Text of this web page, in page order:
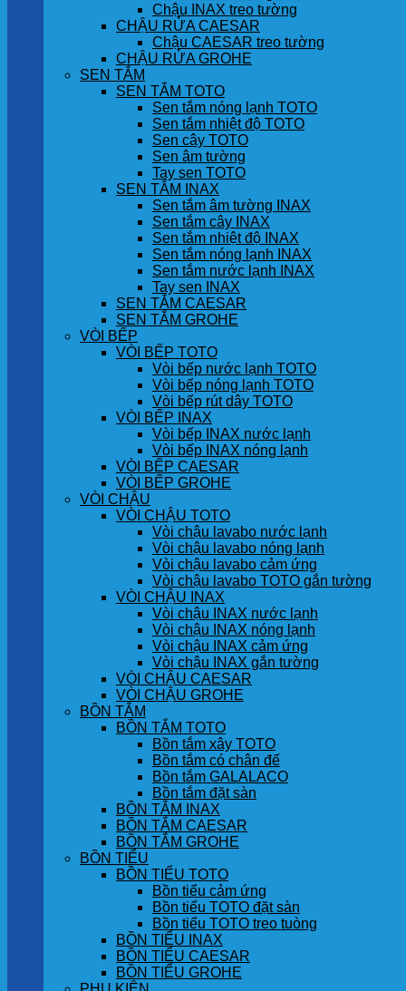
Chậu INAX treo tường
CHẬU RỬA CAESAR
Chậu CAESAR treo tường
CHẬU RỬA GROHE
SEN TẮM
SEN TẮM TOTO
Sen tắm nóng lạnh TOTO
Sen tắm nhiệt độ TOTO
Sen cây TOTO
Sen âm tường
Tay sen TOTO
SEN TẮM INAX
Sen tắm âm tường INAX
Sen tắm cây INAX
Sen tắm nhiệt độ INAX
Sen tắm nóng lạnh INAX
Sen tắm nước lạnh INAX
Tay sen INAX
SEN TẮM CAESAR
SEN TẮM GROHE
VÒI BẾP
VÒI BẾP TOTO
Vòi bếp nước lạnh TOTO
Vòi bếp nóng lạnh TOTO
Vòi bếp rút dây TOTO
VÒI BẾP INAX
Vòi bếp INAX nước lạnh
Vòi bếp INAX nóng lạnh
VÒI BẾP CAESAR
VÒI BẾP GROHE
VÒI CHẬU
VÒI CHẬU TOTO
Vòi chậu lavabo nước lạnh
Vòi chậu lavabo nóng lạnh
Vòi chậu lavabo cảm ứng
Vòi chậu lavabo TOTO gắn tường
VÒI CHẬU INAX
Vòi chậu INAX nước lạnh
Vòi chậu INAX nóng lạnh
Vòi chậu INAX cảm ứng
Vòi chậu INAX gắn tường
VÒI CHẬU CAESAR
VÒI CHẬU GROHE
BỒN TẮM
BỒN TẮM TOTO
Bồn tắm xây TOTO
Bồn tắm có chân đế
Bồn tắm GALALACO
Bồn tắm đặt sàn
BỒN TẮM INAX
BỒN TẮM CAESAR
BỒN TẮM GROHE
BỒN TIỂU
BỒN TIỂU TOTO
Bồn tiểu cảm ứng
Bồn tiểu TOTO đặt sàn
Bồn tiểu TOTO treo tuòng
BỒN TIỂU INAX
BỒN TIỂU CAESAR
BỒN TIỂU GROHE